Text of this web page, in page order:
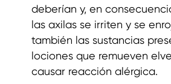
deberían y, en
las axilas se irriten y se
también las sustancias
lociones que remueven
causar reacción alérgica.